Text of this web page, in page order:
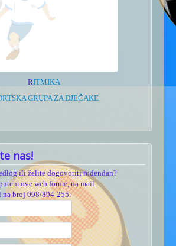
RITMIKA
GRUPA ZA DJEČAKE
nas!
ili želite dogovoriti rođendan?
ove web forme, na mail
broj 098/894-255.